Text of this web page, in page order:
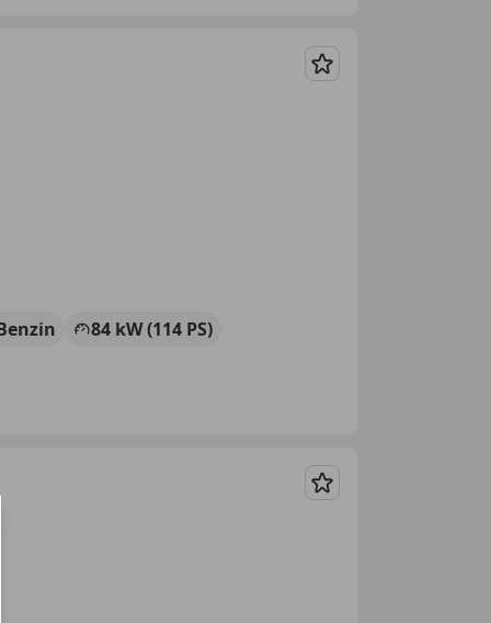
Merken
84 kW (114 PS)
Merken